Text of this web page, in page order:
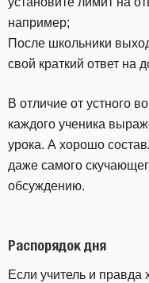
например;
После школьники
свой краткий ответ на
В отличие от устного
каждого ученика
урока. А хорошо
даже самого
обсуждению.
Распорядок дня
Если учитель и правда